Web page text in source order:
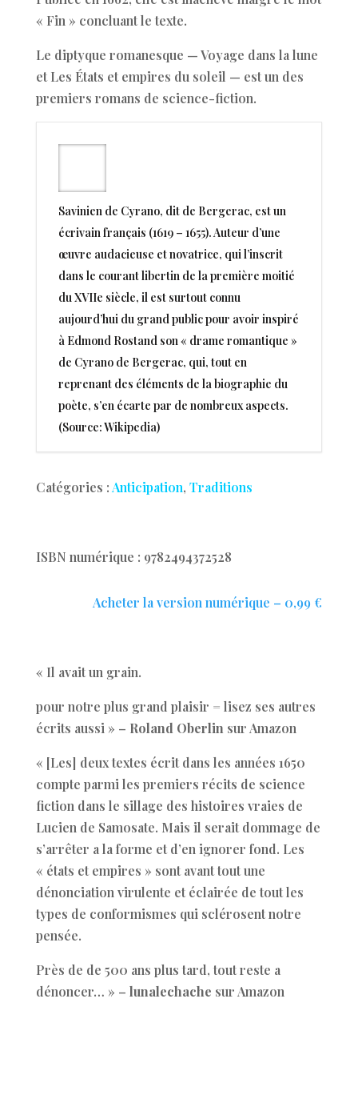
« Fin » concluant le texte.
Le diptyque romanesque — Voyage dans la lune
et Les États et empires du soleil — est un des
premiers romans de science-fiction.
Savinien de Cyrano, dit de Bergerac, est un
écrivain français (1619 – 1655). Auteur d’une
œuvre audacieuse et novatrice, qui l’inscrit
dans le courant libertin de la première moitié
du XVIIe siècle, il est surtout connu
aujourd’hui du grand public pour avoir inspiré
à Edmond Rostand son « drame romantique »
de Cyrano de Bergerac, qui, tout en
reprenant des éléments de la biographie du
poète, s’en écarte par de nombreux aspects.
(Source: Wikipedia)
Catégories :Anticipation, Traditions
ISBN numérique : 9782494372528
Acheter la version numérique – 0,99 €
« Il avait un grain.
pour notre plus grand plaisir = lisez ses autres
écrits aussi » – Roland Oberlin sur Amazon
« [Les] deux textes écrit dans les années 1650
compte parmi les premiers récits de science
fiction dans le sillage des histoires vraies de
Lucien de Samosate. Mais il serait dommage de
s’arrêter a la forme et d’en ignorer fond. Les
« états et empires » sont avant tout une
dénonciation virulente et éclairée de tout les
types de conformismes qui sclérosent notre
pensée.
Près de de 500 ans plus tard, tout reste a
dénoncer… » – lunalechache sur Amazon